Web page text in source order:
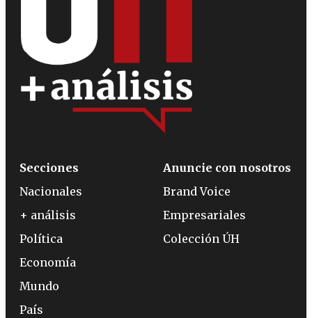
Secciones
Nacionales
+ análisis
Política
Economía
Mundo
País
Anuncie con nosotros
Brand Voice
Empresariales
Colección ÚH